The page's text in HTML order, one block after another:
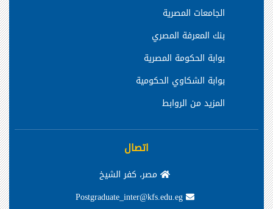
الجامعات المصرية
بنك المعرفة المصري
بوابة الحكومة المصرية
بوابة الشكاوي الحكومية
المزيد من الروابط
اتصال
مصر، كفر الشيخ
Postgraduate_inter@kfs.edu.eg